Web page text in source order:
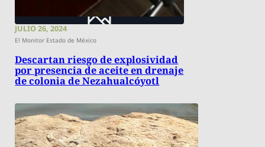
JULIO 26, 2024
El Monitor Estado de México
Descartan riesgo de explosividad
por presencia de aceite en drenaje
de colonia de Nezahualcóyotl